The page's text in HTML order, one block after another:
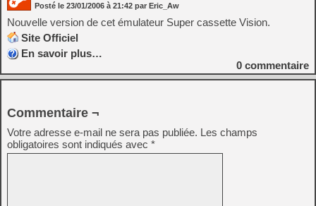
Posté le 23/01/2006 à 21:42 par Eric_Aw
Nouvelle version de cet émulateur Super cassette Vision.
Site Officiel
En savoir plus…
0 commentaire
Commentaire ¬
Votre adresse e-mail ne sera pas publiée. Les champs
obligatoires sont indiqués avec *